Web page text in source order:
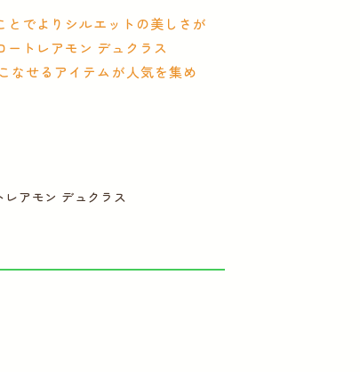
でよりシルエットの美しさが
トレアモン デュクラス
なせるアイテムが人気を集め
レアモン デュクラス